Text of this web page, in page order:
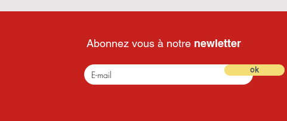
ok
Abonnez vous à notre newletter